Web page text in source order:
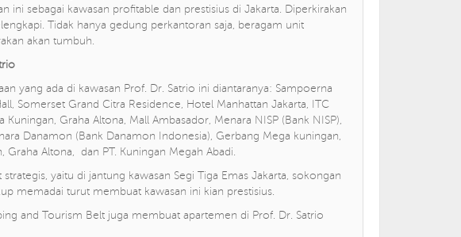
ini sebagai kawasan profitable dan prestisius di Jakarta. Diperkirakan
Tidak hanya gedung perkantoran saja, beragam unit
akan tumbuh.
yang ada di kawasan Prof. Dr. Satrio ini diantaranya: Sampoerna
Somerset Grand Citra Residence, Hotel Manhattan Jakarta, ITC
Graha Altona, Mall Ambasador, Menara NISP (Bank NISP),
Danamon (Bank Danamon Indonesia), Gerbang Mega kuningan,
Altona, dan PT. Kuningan Megah Abadi.
yaitu di jantung kawasan Segi Tiga Emas Jakarta, sokongan
memadai turut membuat kawasan ini kian prestisius.
and Tourism Belt juga membuat apartemen di Prof. Dr. Satrio